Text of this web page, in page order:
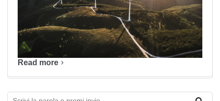
Read more